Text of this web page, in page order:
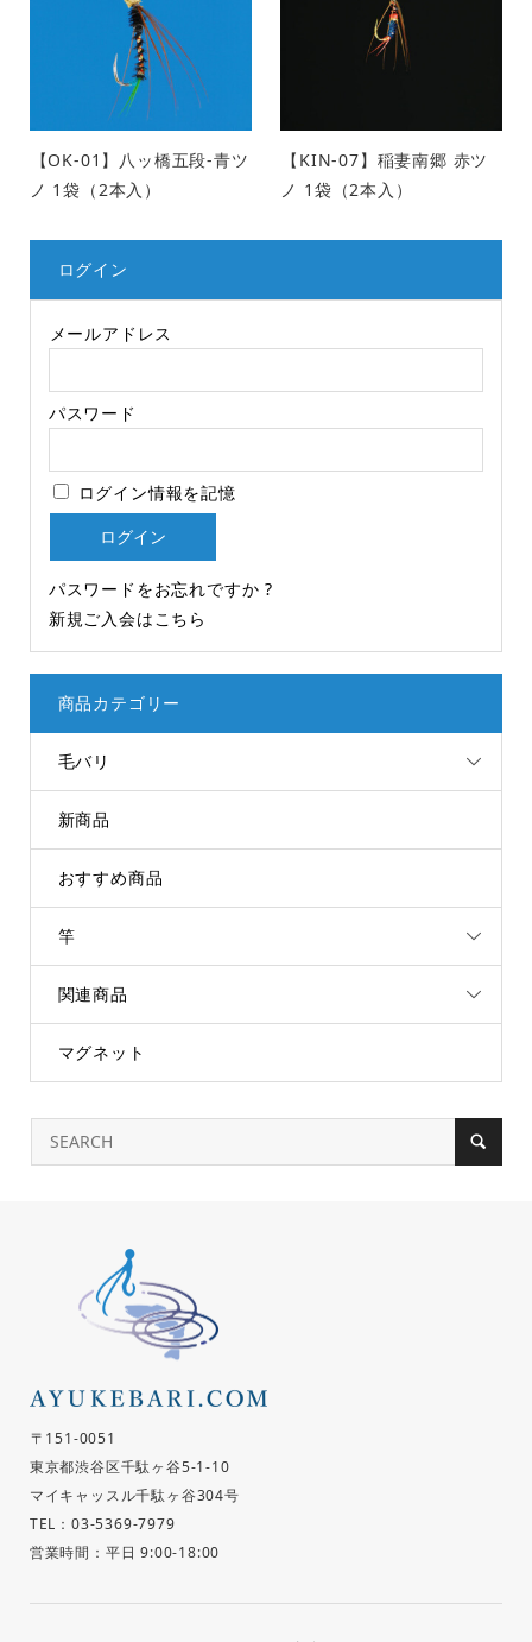
【OK-01】八ッ橋五段-青ツ
ノ 1袋（2本入）
【KIN-07】稲妻南郷 赤ツ
ノ 1袋（2本入）
ログイン
メールアドレス
パスワード
ログイン情報を記憶
パスワードをお忘れですか ?
新規ご入会はこちら
商品カテゴリー
毛バリ
新商品
おすすめ商品
竿
関連商品
マグネット
〒151-0051
東京都渋谷区千駄ヶ谷5-1-10
マイキャッスル千駄ヶ谷304号
TEL：03-5369-7979
営業時間：平日 9:00-18:00